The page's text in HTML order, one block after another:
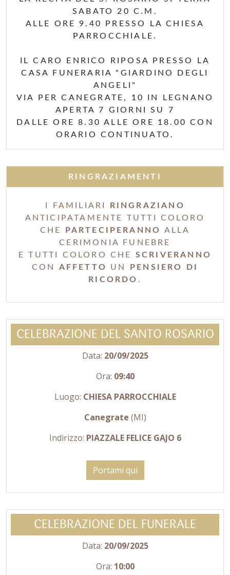
SABATO 20 C.M.
ALLE ORE 9.40 PRESSO LA CHIESA
PARROCCHIALE.
IL CARO ENRICO RIPOSA PRESSO LA
CASA FUNERARIA "GIARDINO DEGLI
ANGELI"
VIA PER CANEGRATE, 10 IN LEGNANO
APERTA 7 GIORNI SU 7
DALLE ORE 8.30 ALLE ORE 18.00 CON
ORARIO CONTINUATO.
RINGRAZIAMENTI
I FAMILIARI
RINGRAZIANO
ANTICIPATAMENTE TUTTI COLORO
CHE
PARTECIPERANNO
ALLA
CERIMONIA FUNEBRE
E TUTTI COLORO CHE SCRIVERANNO
CON AFFETTO UN
PENSIERO DI
RICORDO .
CELEBRAZIONE DEL SANTO ROSARIO
Data: 20/09/2025
Ora: 09:40
Luogo: CHIESA PARROCCHIALE
Canegrate (MI)
Indirizzo: PIAZZALE FELICE GAJO 6
Portami qui
CELEBRAZIONE DEL FUNERALE
Data: 20/09/2025
Ora: 10:00